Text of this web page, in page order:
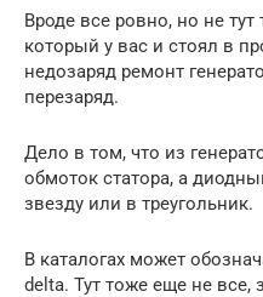
Вроде все ровно, но не
который у вас и стоял в
недозаряд ремонт
перезаряд.
Дело в том, что из
обмоток статора, а
звезду или в треугольник.
В каталогах может
delta. Тут тоже еще не все,